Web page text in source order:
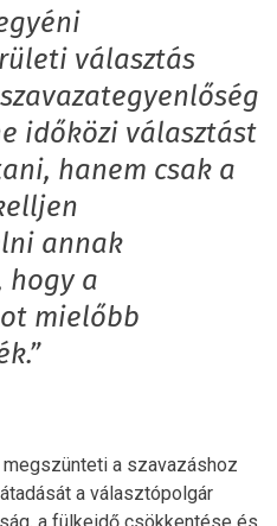
választás
időközi választást
hanem csak a
annak
hogy a
mielőbb
a szavazáshoz
a választópolgár
a fülkeidő csökkentése és